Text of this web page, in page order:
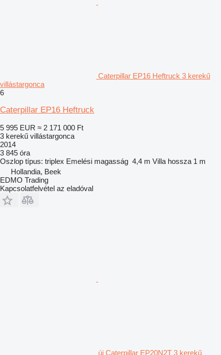
Caterpillar EP16 Heftruck 3 kerekű
villástargonca
6
Caterpillar EP16 Heftruck
5 995 EUR ≈ 2 171 000 Ft
3 kerekű villástargonca
2014
3 845 óra
Oszlop típus: triplex Emelési magasság 4,4 m Villa hossza 1 m
Hollandia, Beek
EDMO Trading
Kapcsolatfelvétel az eladóval
új Caterpillar EP20N2T 3 kerekű